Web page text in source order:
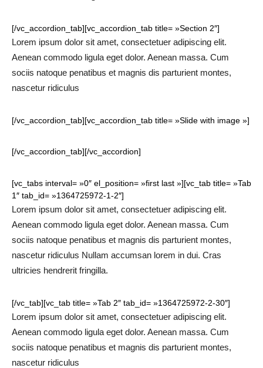
[/vc_accordion_tab][vc_accordion_tab title= »Section 2″]
Lorem ipsum dolor sit amet, consectetuer adipiscing elit.
Aenean commodo ligula eget dolor. Aenean massa. Cum
sociis natoque penatibus et magnis dis parturient montes,
nascetur ridiculus
[/vc_accordion_tab][vc_accordion_tab title= »Slide with image »]
[/vc_accordion_tab][/vc_accordion]
[vc_tabs interval= »0″ el_position= »first last »][vc_tab title= »Tab
1″ tab_id= »1364725972-1-2″]
Lorem ipsum dolor sit amet, consectetuer adipiscing elit.
Aenean commodo ligula eget dolor. Aenean massa. Cum
sociis natoque penatibus et magnis dis parturient montes,
nascetur ridiculus Nullam accumsan lorem in dui. Cras
ultricies hendrerit fringilla.
[/vc_tab][vc_tab title= »Tab 2″ tab_id= »1364725972-2-30″]
Lorem ipsum dolor sit amet, consectetuer adipiscing elit.
Aenean commodo ligula eget dolor. Aenean massa. Cum
sociis natoque penatibus et magnis dis parturient montes,
nascetur ridiculus